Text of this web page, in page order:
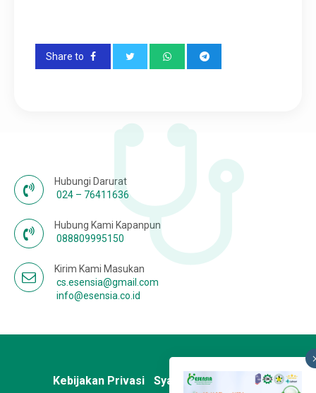
Share to
Hubungi Darurat
024 – 76411636
Hubung Kami Kapanpun
088809995150
Kirim Kami Masukan
cs.esensia@gmail.com
info@esensia.co.id
Kebijakan Privasi Syarat & Ketentuan